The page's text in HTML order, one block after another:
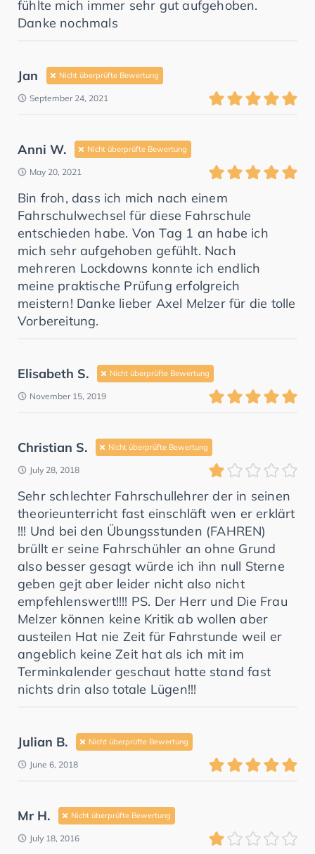
fühlte mich immer sehr gut aufgehoben.
Danke nochmals
Jan Nicht überprüfte Bewertung
September 24, 2021
Anni W. Nicht überprüfte Bewertung
May 20, 2021
Bin froh, dass ich mich nach einem
Fahrschulwechsel für diese Fahrschule
entschieden habe. Von Tag 1 an habe ich
mich sehr aufgehoben gefühlt. Nach
mehreren Lockdowns konnte ich endlich
meine praktische Prüfung erfolgreich
meistern! Danke lieber Axel Melzer für die tolle
Vorbereitung.
Elisabeth S. Nicht überprüfte Bewertung
November 15, 2019
Christian S. Nicht überprüfte Bewertung
July 28, 2018
Sehr schlechter Fahrschullehrer der in seinen
theorieunterricht fast einschläft wen er erklärt
!!! Und bei den Übungsstunden (FAHREN)
brüllt er seine Fahrschühler an ohne Grund
also besser gesagt würde ich ihn null Sterne
geben gejt aber leider nicht also nicht
empfehlenswert!!!! PS. Der Herr und Die Frau
Melzer können keine Kritik ab wollen aber
austeilen Hat nie Zeit für Fahrstunde weil er
angeblich keine Zeit hat als ich mit im
Terminkalender geschaut hatte stand fast
nichts drin also totale Lügen!!!
Julian B. Nicht überprüfte Bewertung
June 6, 2018
Mr H. Nicht überprüfte Bewertung
July 18, 2016